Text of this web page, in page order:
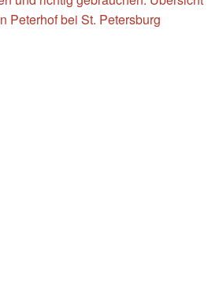
Peterhof bei St. Petersburg